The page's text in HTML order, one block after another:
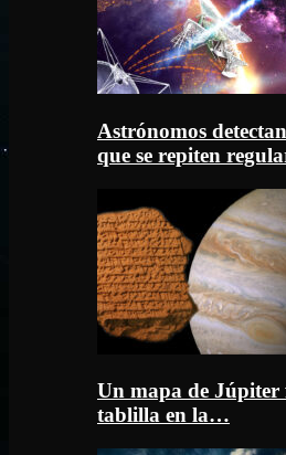
Astrónomos
que se repiten
Un mapa de Júpiter
tablilla en la…